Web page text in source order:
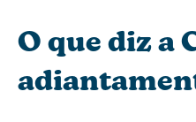
O que diz a